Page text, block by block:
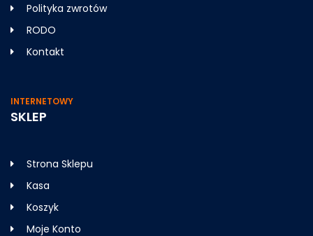
Polityka zwrotów
RODO
Kontakt
INTERNETOWY
SKLEP
Strona Sklepu
Kasa
Koszyk
Moje Konto